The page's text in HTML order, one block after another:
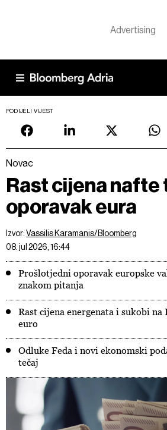
PODIJELI VIJEST
Novac
Rast cijena nafte
oporavak eura
Izvor:Vassilis Karamanis/Bloomberg
08. jul 2026, 16:44
Prošlotjedni oporavak europske
znakom pitanja
Rast cijena energenata i sukobi
euro
Odluke Feda i novi ekonomski
tečaj